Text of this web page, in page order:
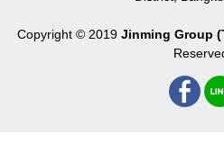
Copyright © 2019 Jinming Group